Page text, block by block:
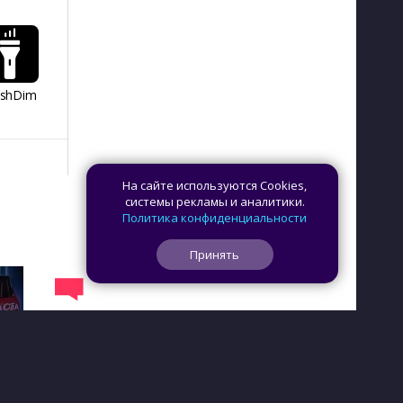
На сайте используются Cookies,
системы рекламы и аналитики.
Политика конфиденциальности
Принять